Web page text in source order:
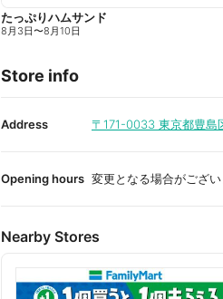
たっぷりハムサンド
8月3日〜8月10日
Store info
Address 〒171-0033 東京都豊島
Opening hours 変更となる場合がござ
Nearby Stores